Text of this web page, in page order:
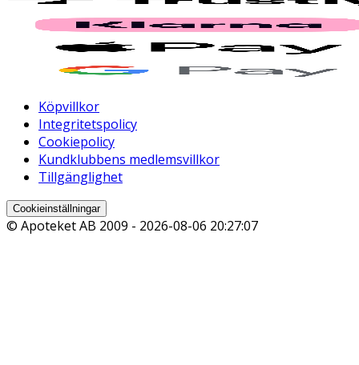
Köpvillkor
Integritetspolicy
Cookiepolicy
Kundklubbens medlemsvillkor
Tillgänglighet
Cookieinställningar
© Apoteket AB 2009 - 2026-08-06 20:27:07